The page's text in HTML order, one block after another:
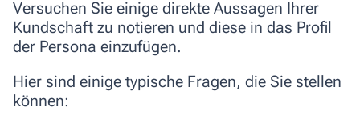
Versuchen Sie einige direkte Aussagen Ihrer
Kundschaft zu notieren und diese in das Profil
der Persona einzufügen.
Hier sind einige typische Fragen, die Sie stellen
können: